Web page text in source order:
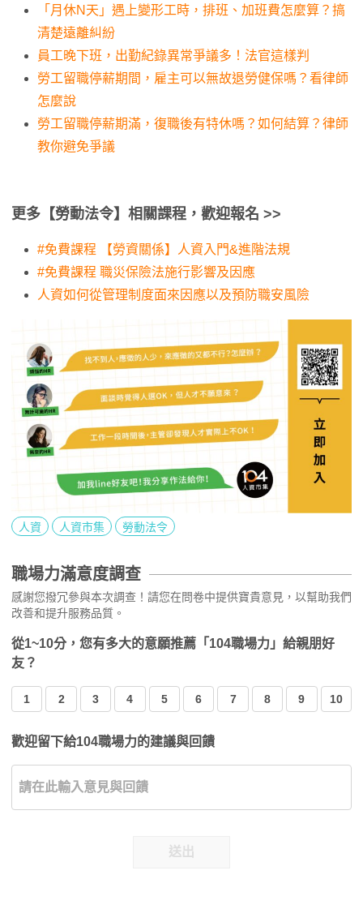
「月休N天」遇上變形工時，排班、加班費怎麼算？搞
清楚遠離糾紛
員工晚下班，出勤紀錄異常爭議多！法官這樣判
勞工留職停薪期間，雇主可以無故退勞健保嗎？看律師
怎麼說
勞工留職停薪期滿，復職後有特休嗎？如何結算？律師
教你避免爭議
更多【勞動法令】相關課程，歡迎報名 >>
#免費課程 【勞資關係】人資入門&進階法規
#免費課程 職災保險法施行影響及因應
人資如何從管理制度面來因應以及預防職安風險
人資 人資市集 勞動法令
職場力滿意度調查
感謝您撥冗參與本次調查！請您在問卷中提供寶貴意見，以幫助我們
改善和提升服務品質。
從1~10分，您有多大的意願推薦「104職場力」給親朋好
友？
1 2 3 4 5 6 7 8 9 10
歡迎留下給104職場力的建議與回饋
送出